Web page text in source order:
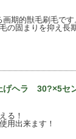
期的獣毛刷毛です
の固まりを抑え長
げヘラ 30?×5セ
る！
用出来ます！